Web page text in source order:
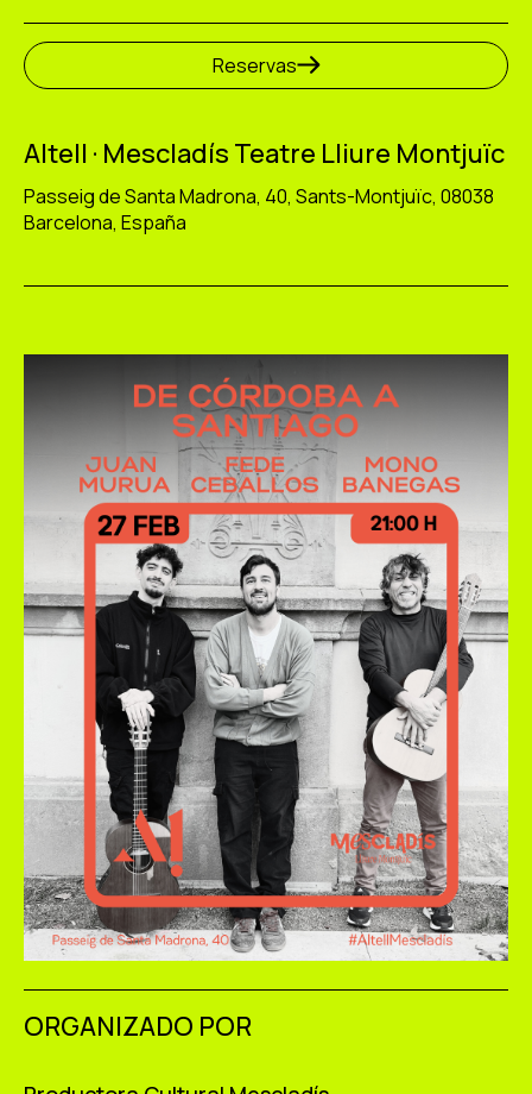
Reservas
Altell · Mescladís Teatre Lliure Montjuïc
Passeig de Santa Madrona, 40, Sants-Montjuïc, 08038
Barcelona, España
ORGANIZADO POR